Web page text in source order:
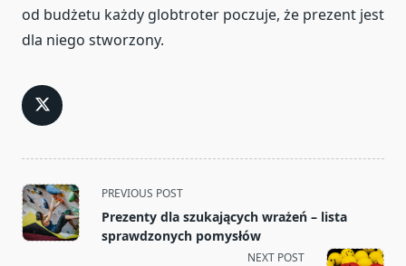
od budżetu każdy globtroter poczuje, że prezent jest
dla niego stworzony.
<span
class="nav-
subtitle
PREVIOUS POST
Prezenty dla szukających wrażeń – lista
sprawdzonych pomysłów
NEXT POST